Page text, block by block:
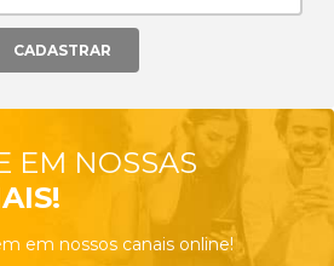
EM NOSSAS
em nossos canais online!